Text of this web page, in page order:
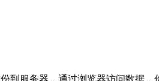
服务器，通过浏览器访问数据